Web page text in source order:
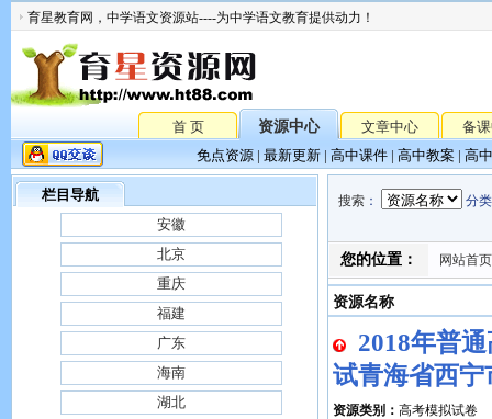
育星教育网，中学语文资源站----为中学语文教育提供动力！
首 页 资源中心 文章中心
备
免点资源| 最新更新| 高中课件| 高中教案| 高
栏目导航
安徽
北京
重庆
福建
广东
海南
湖北
搜索 ： 分
您的位置： 网站首页
资源名称
2018年普
试青海省西
资源类别： 高考模拟试卷